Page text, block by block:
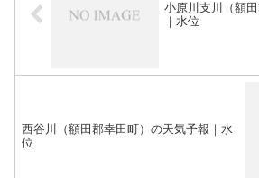
小原川支川（額
｜水位
西谷川（額田郡幸田町）の天気予報｜水
位